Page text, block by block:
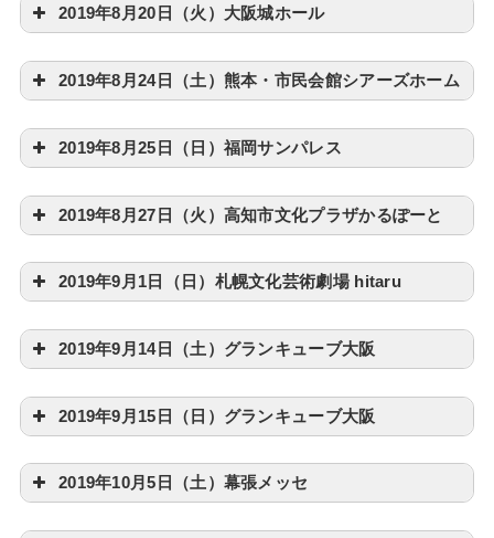
2019年8月20日（火）大阪城ホール
2019年8月24日（土）熊本・市民会館シアーズホーム
2019年8月25日（日）福岡サンパレス
2019年8月27日（火）高知市文化プラザかるぽーと
2019年9月1日（日）札幌文化芸術劇場 hitaru
2019年9月14日（土）グランキューブ大阪
2019年9月15日（日）グランキューブ大阪
2019年10月5日（土）幕張メッセ